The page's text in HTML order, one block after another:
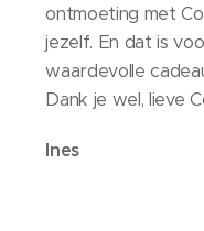
ontmoeting met
jezelf. En dat is
waardevolle
Dank je wel, lieve
Ines